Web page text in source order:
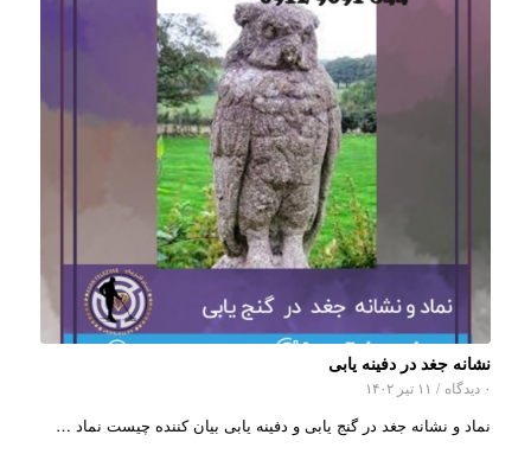
نشانه جغد در دفینه یابی
۰ دیدگاه / ۱۱ تیر ۱۴۰۲
نماد و نشانه جغد در گنج یابی و دفینه یابی بیان کننده چیست نماد …